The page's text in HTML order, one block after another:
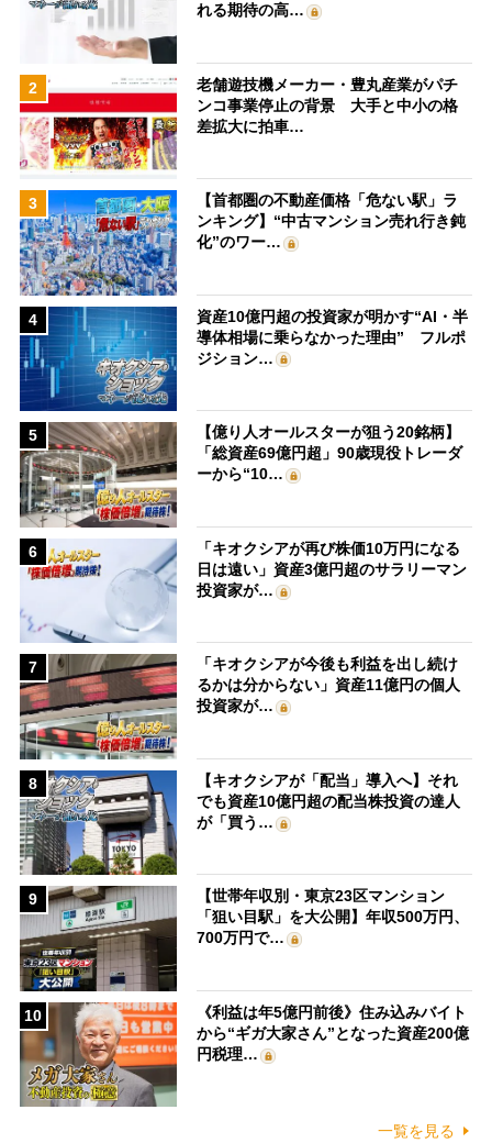
れる期待の高…
2
老舗遊技機メーカー・豊丸産業がパチ
ンコ事業停止の背景 大手と中小の格
差拡大に拍車…
3
【首都圏の不動産価格「危ない駅」ラ
ンキング】“中古マンション売れ行き鈍
化”のワー…
4
資産10億円超の投資家が明かす“AI・半
導体相場に乗らなかった理由” フルポ
ジション…
5
【億り人オールスターが狙う20銘柄】
「総資産69億円超」90歳現役トレーダ
ーから“10…
6
「キオクシアが再び株価10万円になる
日は遠い」資産3億円超のサラリーマン
投資家が…
7
「キオクシアが今後も利益を出し続け
るかは分からない」資産11億円の個人
投資家が…
8
【キオクシアが「配当」導入へ】それ
でも資産10億円超の配当株投資の達人
が「買う…
9
【世帯年収別・東京23区マンション
「狙い目駅」を大公開】年収500万円、
700万円で…
10
《利益は年5億円前後》住み込みバイト
から“ギガ大家さん”となった資産200億
円税理…
一覧を見る